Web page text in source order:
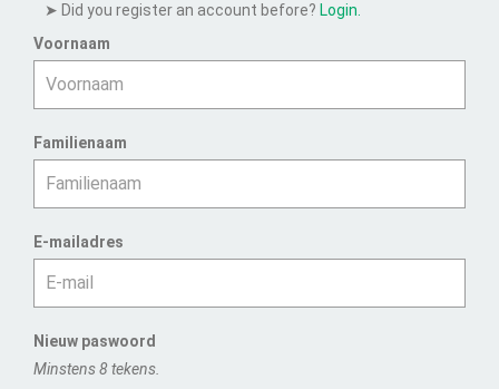
Did you register an account before? Login.
Voornaam
Familienaam
E-mailadres
Nieuw paswoord
Minstens 8 tekens.